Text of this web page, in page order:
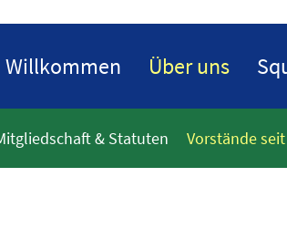
Willkommen Über uns
& Statuten Vorstände